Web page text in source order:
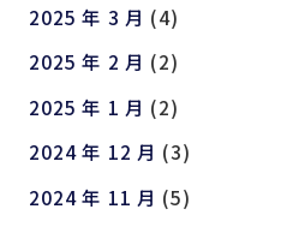
2025 年 3 月 (4)
2025 年 2 月 (2)
2025 年 1 月 (2)
2024 年 12 月 (3)
2024 年 11 月 (5)